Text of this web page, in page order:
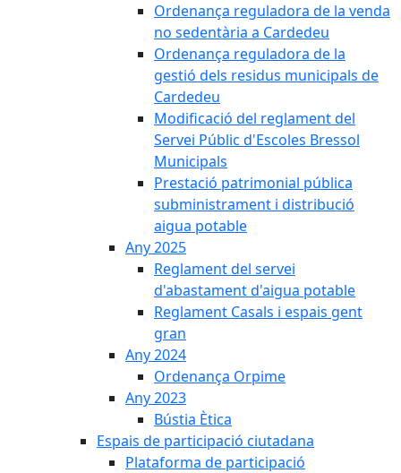
Ordenança reguladora de la venda
no sedentària a Cardedeu
Ordenança reguladora de la
gestió dels residus municipals de
Cardedeu
Modificació del reglament del
Servei Públic d'Escoles Bressol
Municipals
Prestació patrimonial pública
subministrament i distribució
aigua potable
Any 2025
Reglament del servei
d'abastament d'aigua potable
Reglament Casals i espais gent
gran
Any 2024
Ordenança Orpime
Any 2023
Bústia Ètica
Espais de participació ciutadana
Plataforma de participació